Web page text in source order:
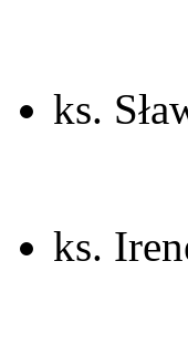
ks.
ks.